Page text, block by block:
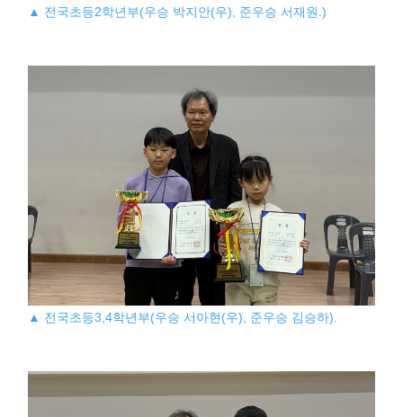
▲ 전국초등2학년부(우승 박지안(우), 준우승 서재원.)
▲ 전국초등3,4학년부(우승 서아현(우), 준우승 김승하).